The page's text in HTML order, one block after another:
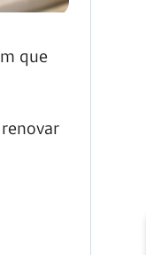
que